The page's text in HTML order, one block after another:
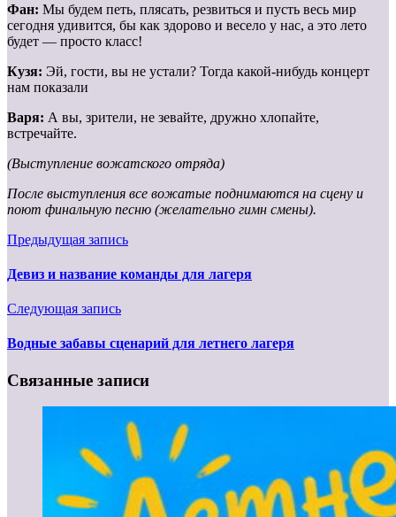
Фан: Мы будем петь, плясать, резвиться и пусть весь мир
сегодня удивится, бы как здорово и весело у нас, а это лето
будет — просто класс!
Кузя: Эй, гости, вы не устали? Тогда какой-нибудь концерт
нам показали
Варя: А вы, зрители, не зевайте, дружно хлопайте,
встречайте.
(Выступление вожатского отряда)
После выступления все вожатые поднимаются на сцену и
поют финальную песню (желательно гимн смены).
Предыдущая запись
Девиз и название команды для лагеря
Следующая запись
Водные забавы сценарий для летнего лагеря
Связанные записи